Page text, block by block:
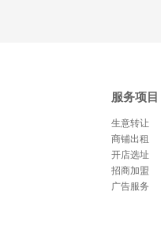
服务项目
生意转让
商铺出租
开店选址
招商加盟
广告服务